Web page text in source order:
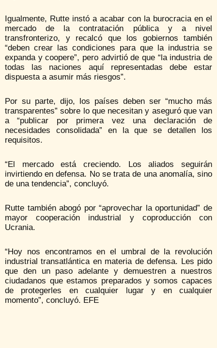
Igualmente, Rutte instó a acabar con la burocracia en el
mercado de la contratación pública y a nivel
transfronterizo, y recalcó que los gobiernos también
“deben crear las condiciones para que la industria se
expanda y coopere”, pero advirtió de que “la industria de
todas las naciones aquí representadas debe estar
dispuesta a asumir más riesgos”.
Por su parte, dijo, los países deben ser “mucho más
transparentes” sobre lo que necesitan y aseguró que van
a “publicar por primera vez una declaración de
necesidades consolidada” en la que se detallen los
requisitos.
“El mercado está creciendo. Los aliados seguirán
invirtiendo en defensa. No se trata de una anomalía, sino
de una tendencia”, concluyó.
Rutte también abogó por “aprovechar la oportunidad” de
mayor cooperación industrial y coproducción con
Ucrania.
“Hoy nos encontramos en el umbral de la revolución
industrial transatlántica en materia de defensa. Les pido
que den un paso adelante y demuestren a nuestros
ciudadanos que estamos preparados y somos capaces
de protegerles en cualquier lugar y en cualquier
momento”, concluyó. EFE